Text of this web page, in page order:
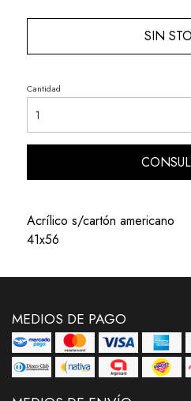
SIN
Cantidad
Acrílico s/cartón americano
41x56
MEDIOS DE PAGO